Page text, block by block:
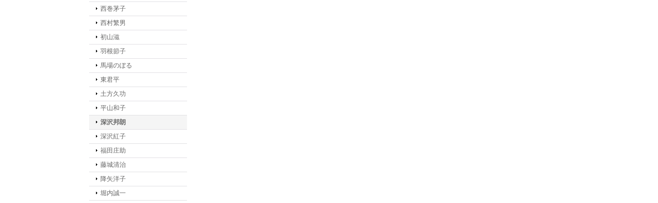
西巻茅子
西村繁男
初山滋
羽根節子
馬場のぼる
東君平
土方久功
平山和子
深沢邦朗
深沢紅子
福田庄助
藤城清治
降矢洋子
堀内誠一